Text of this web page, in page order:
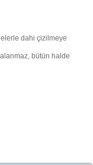
dahi çizilmeye
bütün halde